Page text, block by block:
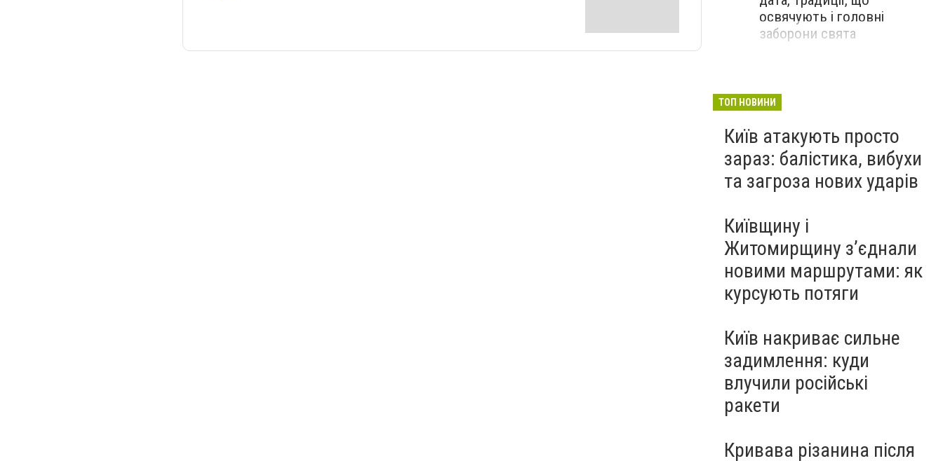
освячують і головні
заборони свята
ТОП НОВИНИ
Київ атакують просто
зараз: балістика, вибухи
та загроза нових ударів
Київщину і
Житомирщину з’єднали
новими маршрутами: як
курсують потяги
Київ накриває сильне
задимлення: куди
влучили російські
ракети
Кривава різанина після